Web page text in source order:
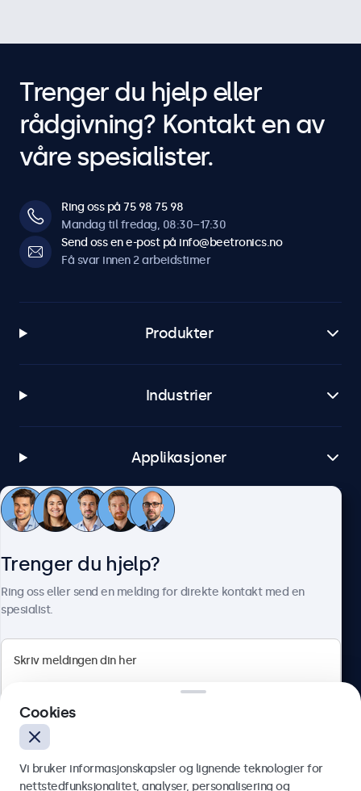
Trenger du hjelp eller
rådgivning? Kontakt en av
våre spesialister.
Ring oss på 75 98 75 98
Mandag til fredag, 08:30–17:30
Send oss en e-post på info@beetronics.no
Få svar innen 2 arbeidstimer
Produkter
Industrier
Applikasjoner
Kundeservice
Norsk
Trenger du hjelp?
Ring oss eller send en melding for direkte kontakt med en
spesialist.
Cookies
Vi bruker informasjonskapsler og lignende teknologier for
nettstedfunksjonalitet, analyser, personalisering og